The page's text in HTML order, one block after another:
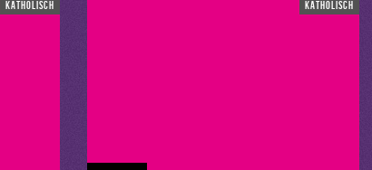
katholisch katholisch